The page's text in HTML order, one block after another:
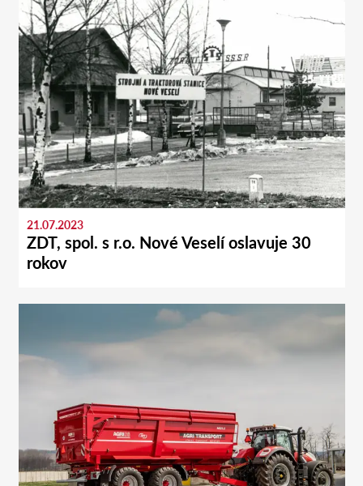
21.07.2023
ZDT, spol. s r.o. Nové Veselí oslavuje 30
rokov